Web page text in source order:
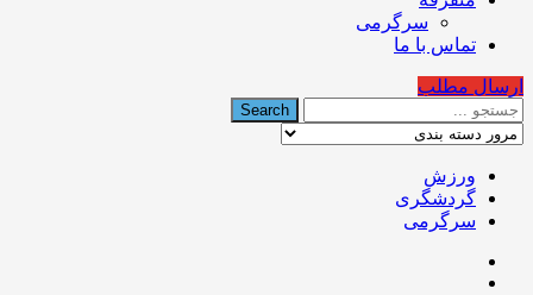
سرگرمی
تماس با ما
ارسال مطلب
ورزش
گردشگری
سرگرمی